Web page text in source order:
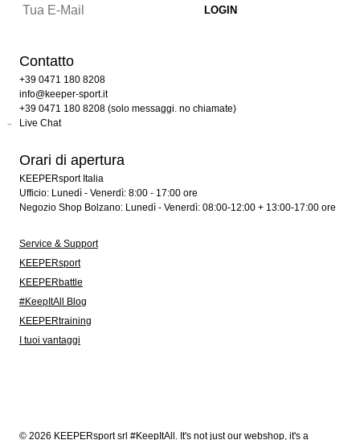
Contatto
+39 0471 180 8208
info@keeper-sport.it
+39 0471 180 8208 (solo messaggi. no chiamate)
Live Chat
Orari di apertura
KEEPERsport Italia
Ufficio: Lunedì - Venerdì: 8:00 - 17:00 ore
Negozio Shop Bolzano: Lunedì - Venerdì: 08:00-12:00 + 13:00-17:00 ore
Service & Support
KEEPERsport
KEEPERbattle
#KeepItAll Blog
KEEPERtraining
I tuoi vantaggi
© 2026 KEEPERsport srl #KeepItAll. It's not just our webshop, it's a